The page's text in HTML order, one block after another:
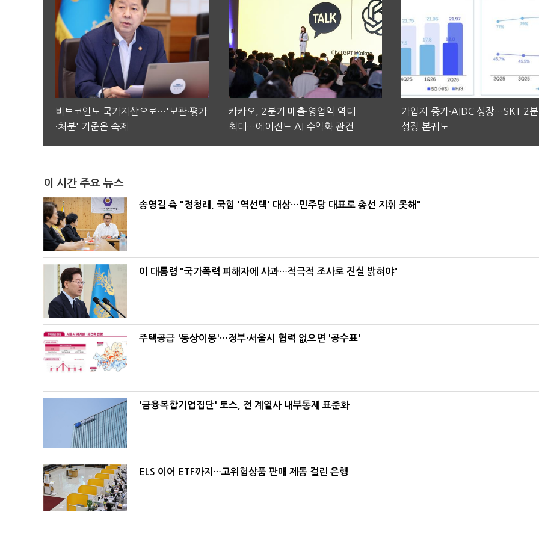
비트코인도 국가자산으로…'보관·평가
·처분' 기준은 숙제
카카오, 2분기 매출·영업익 역대
최대…에이전트 AI 수익화 관건
가입자 증가·AIDC 성장…SKT 2
성장 본궤도
이 시간 주요 뉴스
송영길 측 "정청래, 국힘 '역선택' 대상…민주당 대표로 총선 지휘 못해"
이 대통령 "국가폭력 피해자에 사과…적극적 조사로 진실 밝혀야"
주택공급 '동상이몽'…정부·서울시 협력 없으면 '공수표'
'금융복합기업집단' 토스, 전 계열사 내부통제 표준화
ELS 이어 ETF까지…고위험상품 판매 제동 걸린 은행